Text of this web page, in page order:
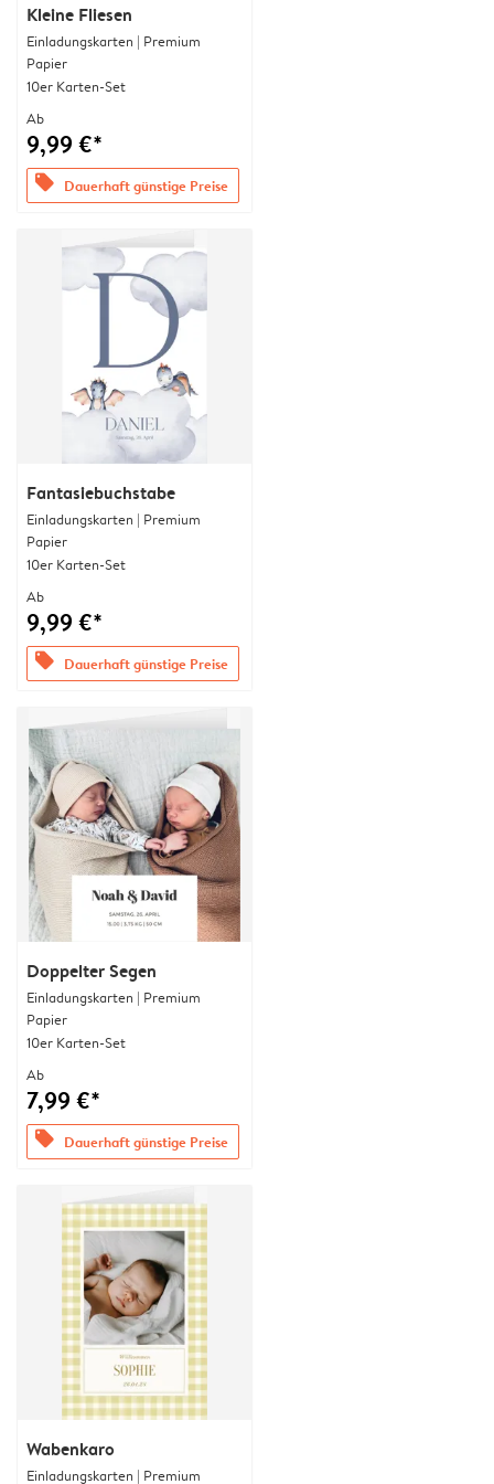
Kleine Fliesen
Einladungskarten | Premium
Papier
10er Karten-Set
Ab
9,99 €*
offers Dauerhaft günstige Preise
Fantasiebuchstabe
Einladungskarten | Premium
Papier
10er Karten-Set
Ab
9,99 €*
offers Dauerhaft günstige Preise
Doppelter Segen
Einladungskarten | Premium
Papier
10er Karten-Set
Ab
7,99 €*
offers Dauerhaft günstige Preise
Wabenkaro
Einladungskarten | Premium